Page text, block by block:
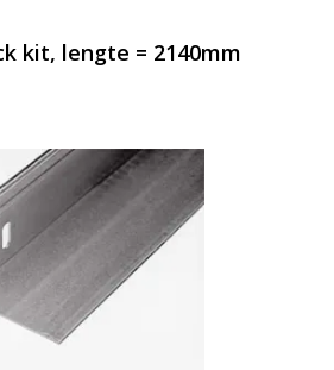
kit, lengte = 2140mm